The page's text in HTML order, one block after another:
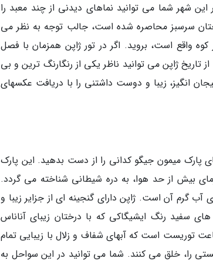
این شهر شما می توانید نماهای دیدنی از چند معبد را
سرسبز محاصره شده است، جالب توجه به نظر می
واقع است، بروید. اگر در تور ژاپن همزمان با فصل
تاریخ ژاپن می توانید ناظر یکی از رنگارنگ ترین و بی
انگیز، زیبا و دوست داشتنی را با دریافت عکسهای
پارک میمون جیگو کدانی را از دست بدهید. این پارک
بیش از حد هوا، به دره شیطانی شناخته می گردد.
گرم آن است. ژاپن دارای گنجینه ای از جزایر زیبا و
سفید رنگ ایشیگاکی که با درختان زیبای آناناس
توریست است که آبهای شفاف و زلال با زیبایی تمام
را، خلق می کنند. شما می توانید در این سواحل به